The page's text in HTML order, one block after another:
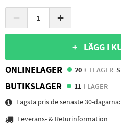
− +
+ LÄGG I
ONLINELAGER
20 + I LAGER
BUTIKSLAGER 11 I LAGER
Lägsta pris de senaste 30-dagarna:
Leverans- & Returinformation